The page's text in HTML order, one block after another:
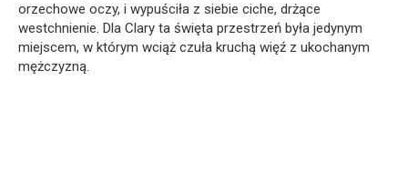
orzechowe oczy, i wypuściła z siebie ciche, drżące
westchnienie. Dla Clary ta święta przestrzeń była jedynym
miejscem, w którym wciąż czuła kruchą więź z ukochanym
mężczyzną.